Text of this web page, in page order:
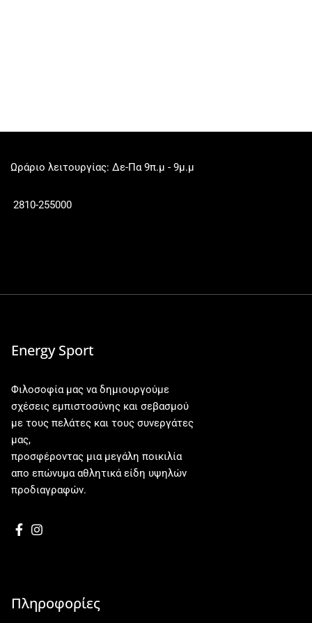
Ωράριο λειτουργίας: Δε-Πα 9π.μ - 9μ.μ
2810-255000
Energy Sport
Φιλοσοφία μας να δημιουργούμε
σχέσεις εμπιστοσύνης και σεβασμού
με τους πελάτες και τους συνεργάτες
μας,
προσφέροντας μια μεγάλη ποικιλία
απο επώνυμα αθλητικά είδη υψηλών
προδιαγραφών.
Πληροφορίες